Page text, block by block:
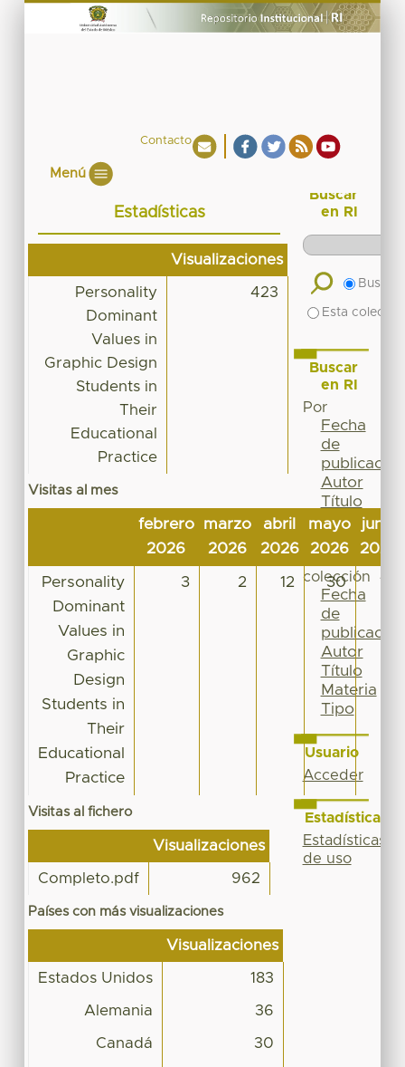
Contacto
Menú
Estadísticas
Visualizaciones
Personality
Dominant
Values in
Graphic Design
Students in
Their
Educational
Practice
423
Visitas al mes
febrero
2026
marzo
2026
abril
2026
mayo
2026
junio
2026
Personality
Dominant
Values in
Graphic
Design
Students in
Their
Educational
Practice
3 2 12 30 12
Visitas al fichero
Visualizaciones
Completo.pdf 962
Países con más visualizaciones
Visualizaciones
Estados Unidos 183
Alemania 36
Canadá 30
Buscar
en RI
Buscar
Esta
Buscar
en RI
Por
Fecha
de
publicación
Autor
Título
Materia
Tipo
colección
Fecha
de
publicación
Autor
Título
Materia
Tipo
Usuario
Acceder
Estadísticas
Estadísticas
de uso